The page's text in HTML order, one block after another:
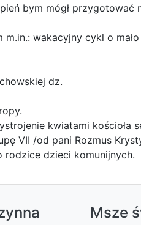
bym mógł przygotować
wakacyjny cykl o
dz.
kwiatami kościoła
VII /od pani Rozmus
rodzice dzieci komunijnych.
Msze